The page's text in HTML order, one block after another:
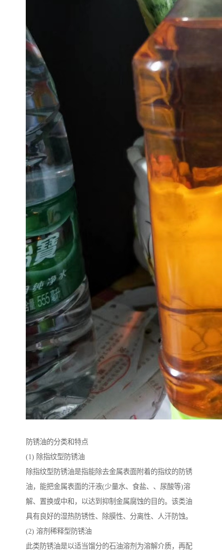
防锈油的分类和特点
(1) 除指纹型防锈油
除指纹型防锈油是指能除去金属表面附着的指纹的防锈
油，能把金属表面的汗液(少量水、食盐、、尿酸等)溶
解、置换或中和，以达到抑制金属腐蚀的目的。该类油
具有良好的湿热防锈性、除膜性、分离性、人汗防蚀。
(2) 溶剂稀释型防锈油
此类防锈油是以适当馏分的石油溶剂为溶解介质，再配